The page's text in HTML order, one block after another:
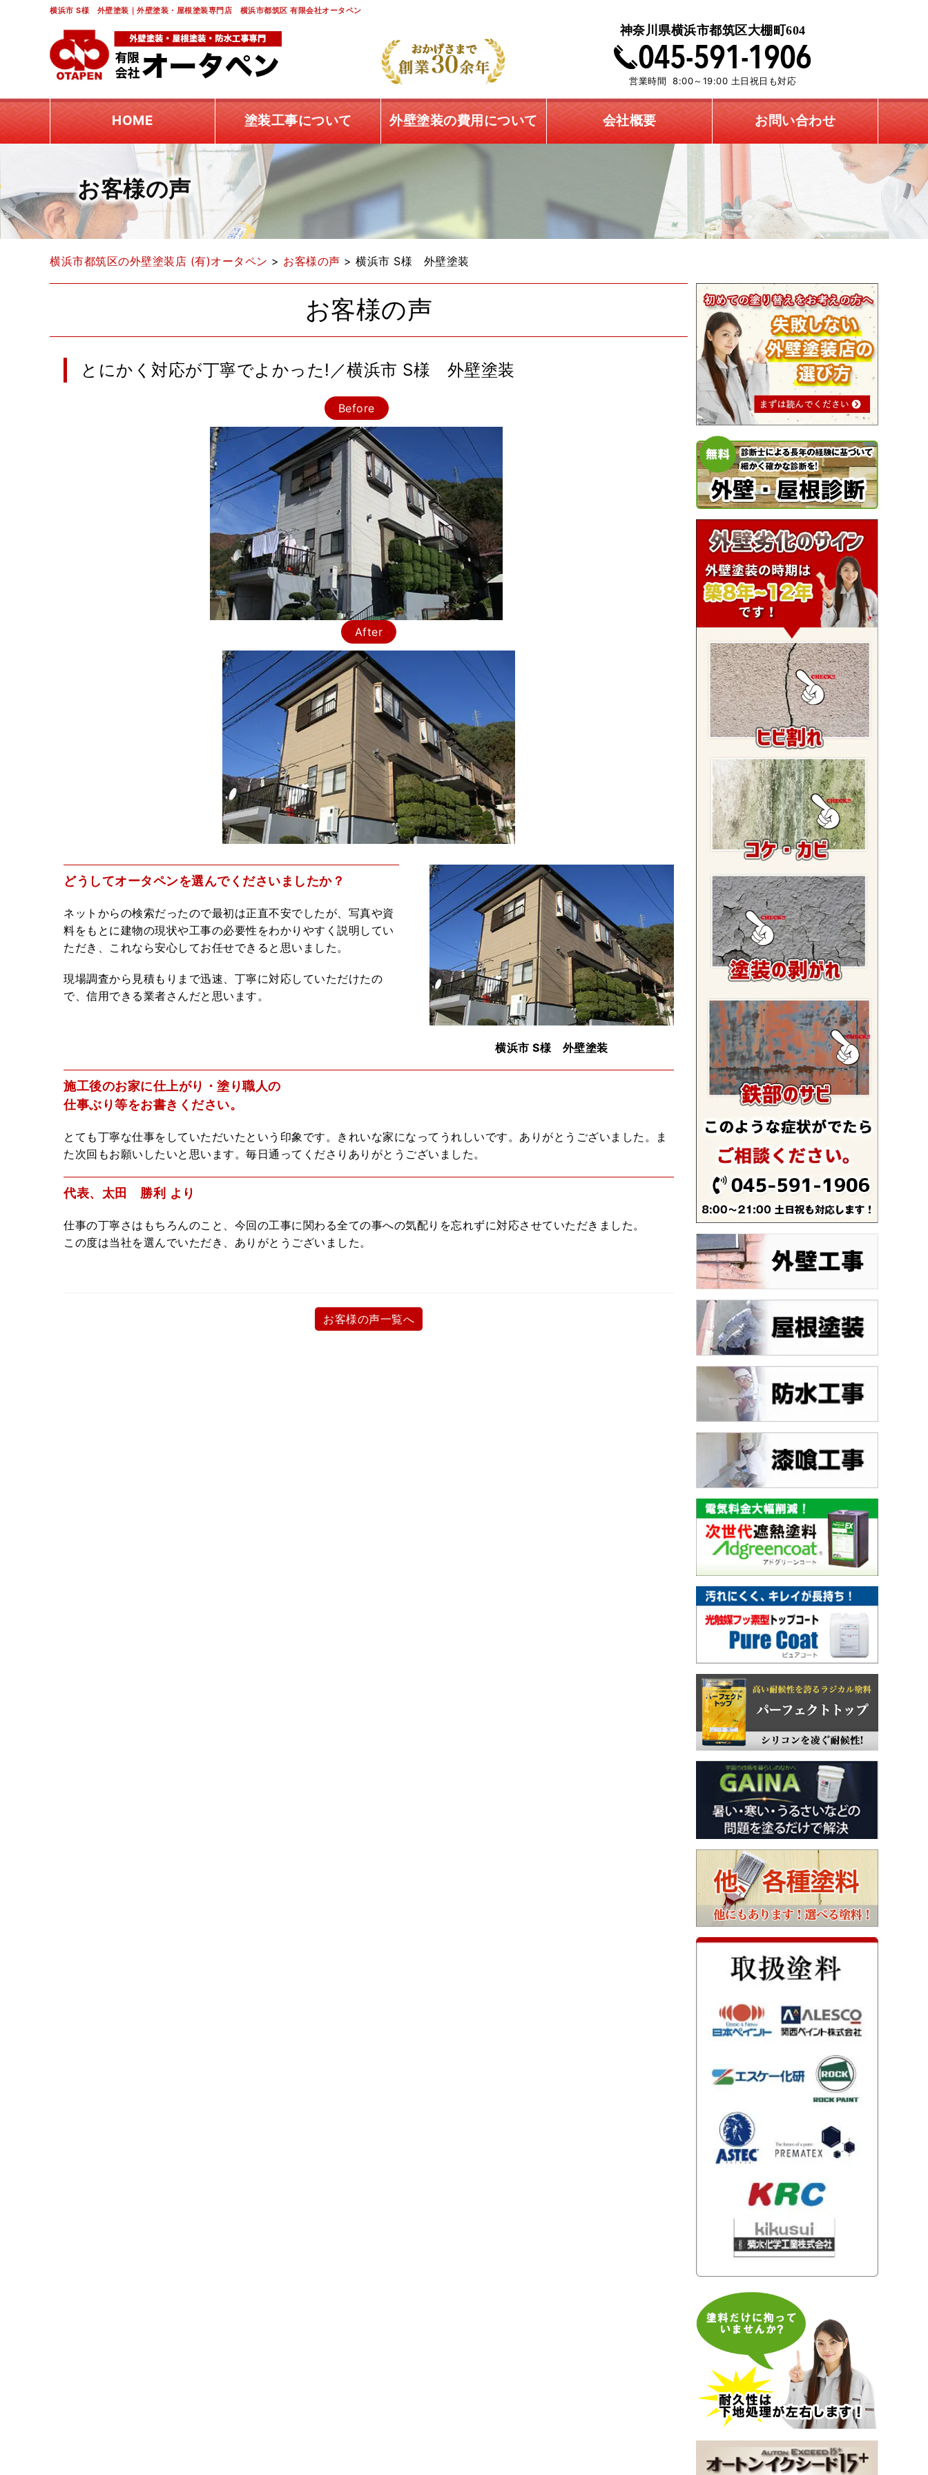
横浜市 S様 外壁塗装｜外壁塗装・屋根塗装専門店 横浜市都筑区 有限会社オータペン
神奈川県横浜市都筑区大棚町604
営業時間 8:00～19:00 土日祝日も対応
HOME 塗装工事について 外壁塗装の費用について 会社概要 お問い合わせ
お客様の声
横浜市都筑区の外壁塗装店 (有)オータペン > お客様の声 > 横浜市 S様 外壁塗装
お客様の声
とにかく対応が丁寧でよかった!／横浜市 S様 外壁塗装
Before
After
横浜市 S様 外壁塗装
どうしてオータペンを選んでくださいましたか？
ネットからの検索だったので最初は正直不安でしたが、写真や資
料をもとに建物の現状や工事の必要性をわかりやすく説明してい
ただき、これなら安心してお任せできると思いました。
現場調査から見積もりまで迅速、丁寧に対応していただけたの
で、信用できる業者さんだと思います。
施工後のお家に仕上がり・塗り職人の
仕事ぶり等をお書きください。
とても丁寧な仕事をしていただいたという印象です。きれいな家になってうれしいです。ありがとうございました。ま
た次回もお願いしたいと思います。毎日通ってくださりありがとうございました。
代表、太田 勝利 より
仕事の丁寧さはもちろんのこと、今回の工事に関わる全ての事への気配りを忘れずに対応させていただきました。
この度は当社を選んでいただき、ありがとうございました。
お客様の声一覧へ